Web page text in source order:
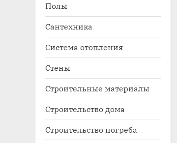
Полы
Сантехника
Система отопления
Стены
Строительные материалы
Строительство дома
Строительство погреба